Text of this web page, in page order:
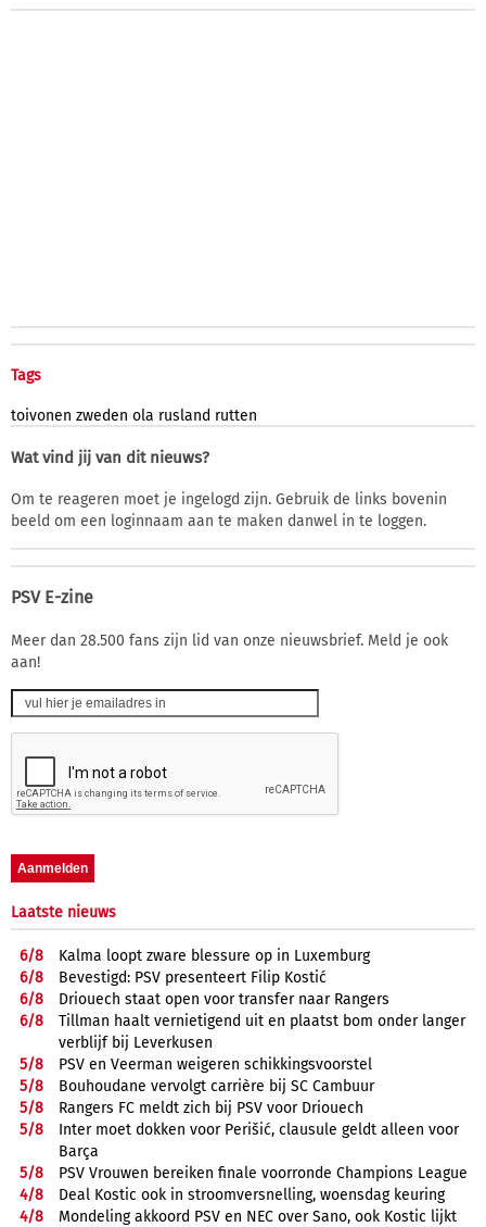
Tags
toivonen zweden ola rusland rutten
Wat vind jij van dit nieuws?
Om te reageren moet je ingelogd zijn. Gebruik de links bovenin
beeld om een loginnaam aan te maken danwel in te loggen.
PSV E-zine
Meer dan 28.500 fans zijn lid van onze nieuwsbrief. Meld je ook
aan!
Laatste nieuws
6/8
Kalma loopt zware blessure op in Luxemburg
6/8
Bevestigd: PSV presenteert Filip Kostić
6/8
Driouech staat open voor transfer naar Rangers
6/8
Tillman haalt vernietigend uit en plaatst bom onder langer
verblijf bij Leverkusen
5/8
PSV en Veerman weigeren schikkingsvoorstel
5/8
Bouhoudane vervolgt carrière bij SC Cambuur
5/8
Rangers FC meldt zich bij PSV voor Driouech
5/8
Inter moet dokken voor Perišić, clausule geldt alleen voor
Barça
5/8
PSV Vrouwen bereiken finale voorronde Champions League
4/8
Deal Kostic ook in stroomversnelling, woensdag keuring
4/8
Mondeling akkoord PSV en NEC over Sano, ook Kostic lijkt